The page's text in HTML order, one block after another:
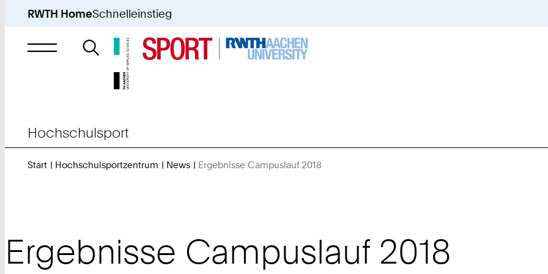
RWTH HomeSchnelleinstieg
Suche
nach
Hochschulsport
Start Hochschulsportzentrum News Ergebnisse Campuslauf 2018
Ergebnisse Campuslauf 2018